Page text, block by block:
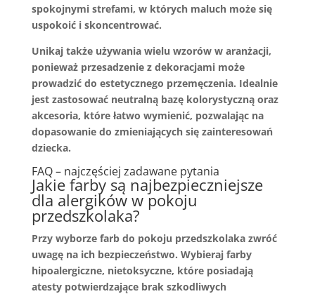
spokojnymi strefami, w których maluch może się
uspokoić i skoncentrować.
Unikaj także używania wielu wzorów w aranżacji,
ponieważ przesadzenie z dekoracjami może
prowadzić do estetycznego przemęczenia. Idealnie
jest zastosować neutralną bazę kolorystyczną oraz
akcesoria, które łatwo wymienić, pozwalając na
dopasowanie do zmieniających się zainteresowań
dziecka.
FAQ – najczęściej zadawane pytania
Jakie farby są najbezpieczniejsze
dla alergików w pokoju
przedszkolaka?
Przy wyborze farb do pokoju przedszkolaka zwróć
uwagę na ich bezpieczeństwo. Wybieraj farby
hipoalergiczne, nietoksyczne, które posiadają
atesty potwierdzające brak szkodliwych